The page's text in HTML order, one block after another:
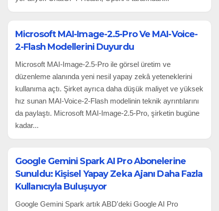
Microsoft MAI-Image-2.5-Pro Ve MAI-Voice-
2-Flash Modellerini Duyurdu
Microsoft MAI-Image-2.5-Pro ile görsel üretim ve
düzenleme alanında yeni nesil yapay zekâ yeteneklerini
kullanıma açtı. Şirket ayrıca daha düşük maliyet ve yüksek
hız sunan MAI-Voice-2-Flash modelinin teknik ayrıntılarını
da paylaştı. Microsoft MAI-Image-2.5-Pro, şirketin bugüne
kadar...
Google Gemini Spark AI Pro Abonelerine
Sunuldu: Kişisel Yapay Zeka Ajanı Daha Fazla
Kullanıcıyla Buluşuyor
Google Gemini Spark artık ABD'deki Google AI Pro